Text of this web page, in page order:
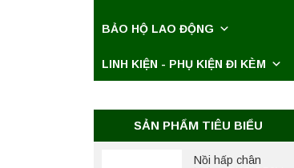
BẢO HỘ LAO ĐỘNG
LINH KIỆN - PHỤ KIỆN ĐI KÈM
SẢN PHẨM TIÊU BIỂU
Nồi hấp chân